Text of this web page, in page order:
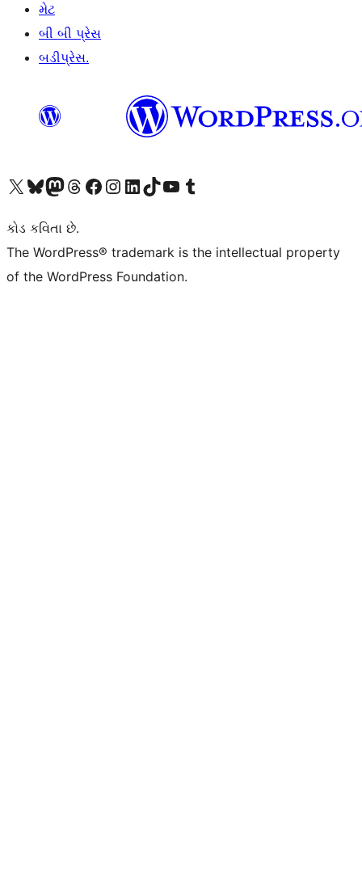
મેટ
બી બી પ્રેસ
બડીપ્રેસ.
અમારા X (અગાઉ ટ્વિટર) એકાઉન્ટની મુલાકાત લોઅમારા Bluesky એકાઉન્ટની મુલાકાત લોઅમારા માસ્ટોડોન એકાઉન્ટની મુલાકાત લોઅમારા Threads એકાઉન્ટની મુલાકાત લો અમારા ફેસબુક પેજની મુલાકાત લોઅમારા ઇન્સ્ટાગ્રામ એકાઉન્ટની મુલાકાત લો અમારા LinkedIn એકાઉન્ટની મુલાકાત લોઅમારા TikTok એકાઉન્ટની મુલાકાત લોઅમારી YouTube ચેનલની મુલાકાત લો અમારા Tumblr એકાઉન્ટની મુલાકાત લો
કોડ કવિતા છે.
The WordPress® trademark is the intellectual property
of the WordPress Foundation.